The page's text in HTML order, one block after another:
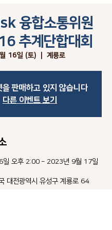
융합소통위원
추계단합대회
16일 (토) 계룡로
을 판매하고 있지 않습니다
다른 이벤트 보기
오후 2:00 – 2023년 9월 17일
대전광역시 유성구 계룡로 64